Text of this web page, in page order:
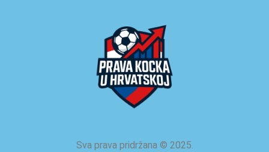
Sva prava pridržana © 2025.